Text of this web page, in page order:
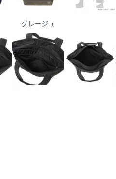
グレージュ